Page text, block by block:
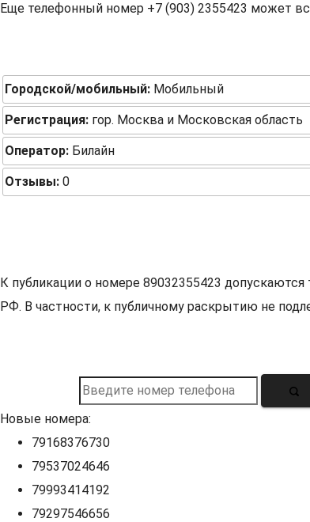
Еще телефонный номер +7 (903) 2355423 может
Городской/мобильный: Мобильный
Регистрация: гор. Москва и Московская область
Оператор: Билайн
Отзывы: 0
К публикации о номере 89032355423
РФ. В частности, к публичному раскрытию не
Новые номера:
79168376730
79537024646
79993414192
79297546656